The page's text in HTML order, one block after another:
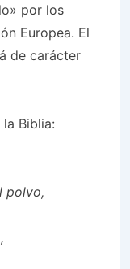
por los
Europea. El
de carácter
Biblia:
polvo,